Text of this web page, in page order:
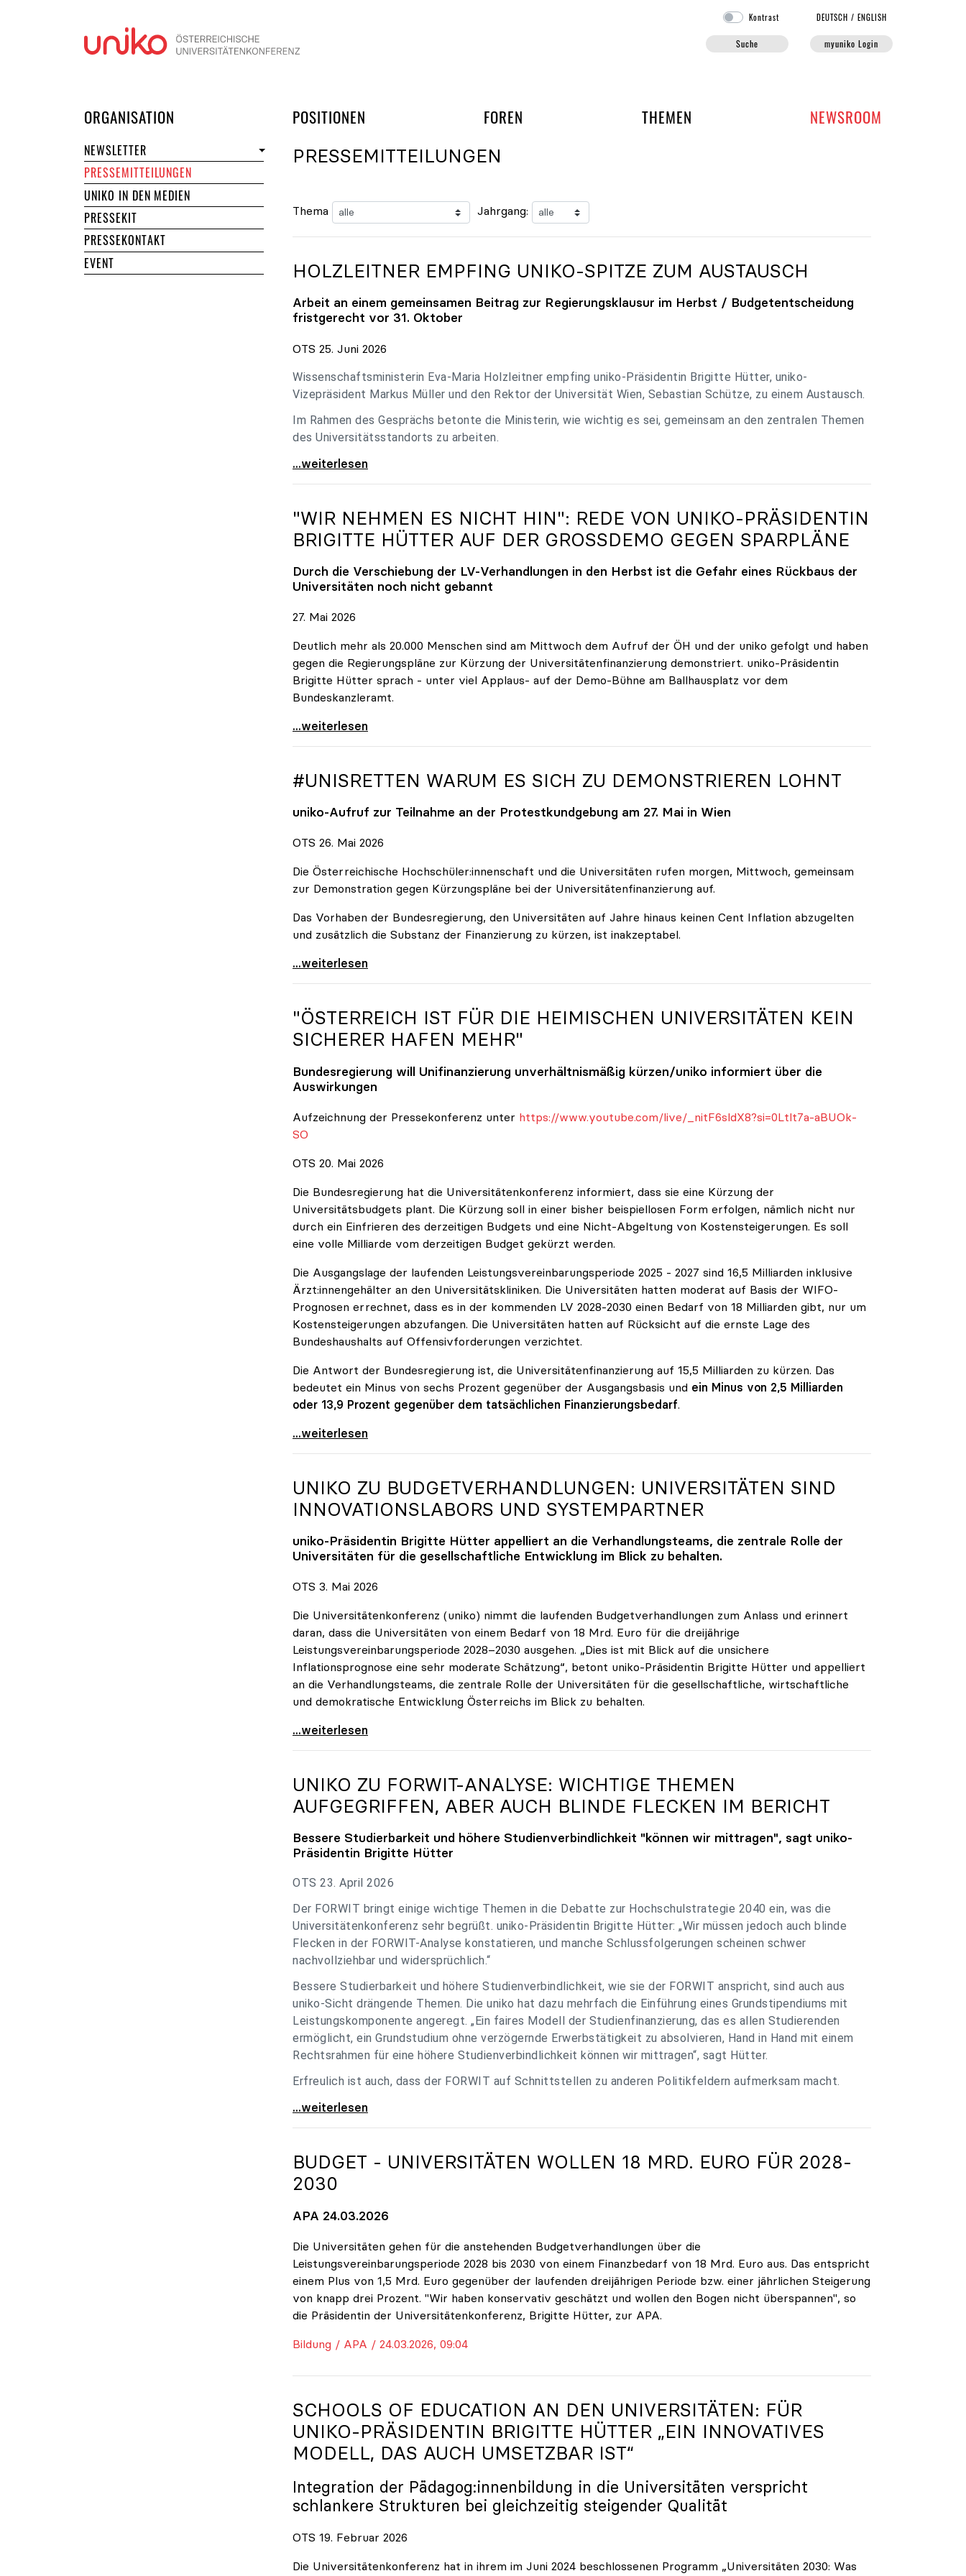
Kontrast DEUTSCH /ENGLISH
Suche myuniko Login
ORGANISATION POSITIONEN FOREN UND ARBEITSGRUPPEN DER UNIKO
THEMEN NEWSROOM
NEWSLETTER
PRESSEMITTEILUNGEN
UNIKO IN DEN MEDIEN
PRESSEKIT
PRESSEKONTAKT
EVENT
PRESSEMITTEILUNGEN
Thema Jahrgang:
HOLZLEITNER EMPFING UNIKO-SPITZE ZUM AUSTAUSCH
Arbeit an einem gemeinsamen Beitrag zur Regierungsklausur im Herbst / Budgetentscheidung
fristgerecht vor 31. Oktober
OTS 25. Juni 2026
Wissenschaftsministerin Eva-Maria Holzleitner empfing uniko-Präsidentin Brigitte Hütter, uniko-
Vizepräsident Markus Müller und den Rektor der Universität Wien, Sebastian Schütze, zu einem Austausch.
Im Rahmen des Gesprächs betonte die Ministerin, wie wichtig es sei, gemeinsam an den zentralen Themen
des Universitätsstandorts zu arbeiten.
Holzleitner empfing uniko-Spitze zum Austausch
...weiterlesen
"WIR NEHMEN ES NICHT HIN": REDE VON UNIKO-PRÄSIDENTIN
BRIGITTE HÜTTER AUF DER GROSSDEMO GEGEN SPARPLÄNE
Durch die Verschiebung der LV-Verhandlungen in den Herbst ist die Gefahr eines Rückbaus der
Universitäten noch nicht gebannt
27. Mai 2026
Deutlich mehr als 20.000 Menschen sind am Mittwoch dem Aufruf der ÖH und der uniko gefolgt und haben
gegen die Regierungspläne zur Kürzung der Universitätenfinanzierung demonstriert. uniko-Präsidentin
Brigitte Hütter sprach - unter viel Applaus- auf der Demo-Bühne am Ballhausplatz vor dem
Bundeskanzleramt.
\"Wir nehmen es nicht hin\": Rede von
...weiterlesen
#UNISRETTEN WARUM ES SICH ZU DEMONSTRIEREN LOHNT
uniko-Aufruf zur Teilnahme an der Protestkundgebung am 27. Mai in Wien
OTS 26. Mai 2026
Die Österreichische Hochschüler:innenschaft und die Universitäten rufen morgen, Mittwoch, gemeinsam
zur Demonstration gegen Kürzungspläne bei der Universitätenfinanzierung auf.
Das Vorhaben der Bundesregierung, den Universitäten auf Jahre hinaus keinen Cent Inflation abzugelten
und zusätzlich die Substanz der Finanzierung zu kürzen, ist inakzeptabel.
#UnisRetten Warum es sich zu demonstrieren lohnt
...weiterlesen
"ÖSTERREICH IST FÜR DIE HEIMISCHEN UNIVERSITÄTEN KEIN
SICHERER HAFEN MEHR"
Bundesregierung will Unifinanzierung unverhältnismäßig kürzen/uniko informiert über die
Auswirkungen
Aufzeichnung der Pressekonferenz unter https://www.youtube.com/live/_nitF6sldX8?si=0Ltlt7a-aBUOk-
SO
OTS 20. Mai 2026
Die Bundesregierung hat die Universitätenkonferenz informiert, dass sie eine Kürzung der
Universitätsbudgets plant. Die Kürzung soll in einer bisher beispiellosen Form erfolgen, nämlich nicht nur
durch ein Einfrieren des derzeitigen Budgets und eine Nicht-Abgeltung von Kostensteigerungen. Es soll
eine volle Milliarde vom derzeitigen Budget gekürzt werden.
Die Ausgangslage der laufenden Leistungsvereinbarungsperiode 2025 - 2027 sind 16,5 Milliarden inklusive
Ärzt:innengehälter an den Universitätskliniken. Die Universitäten hatten moderat auf Basis der WIFO-
Prognosen errechnet, dass es in der kommenden LV 2028-2030 einen Bedarf von 18 Milliarden gibt, nur um
Kostensteigerungen abzufangen. Die Universitäten hatten auf Rücksicht auf die ernste Lage des
Bundeshaushalts auf Offensivforderungen verzichtet.
Die Antwort der Bundesregierung ist, die Universitätenfinanzierung auf 15,5 Milliarden zu kürzen. Das
bedeutet ein Minus von sechs Prozent gegenüber der Ausgangsbasis und ein Minus von 2,5 Milliarden
oder 13,9 Prozent gegenüber dem tatsächlichen Finanzierungsbedarf.
\"Österreich ist für die heimischen Universitäten
...weiterlesen
UNIKO ZU BUDGETVERHANDLUNGEN: UNIVERSITÄTEN SIND
INNOVATIONSLABORS UND SYSTEMPARTNER
uniko-Präsidentin Brigitte Hütter appelliert an die Verhandlungsteams, die zentrale Rolle der
Universitäten für die gesellschaftliche Entwicklung im Blick zu behalten.
OTS 3. Mai 2026
Die Universitätenkonferenz (uniko) nimmt die laufenden Budgetverhandlungen zum Anlass und erinnert
daran, dass die Universitäten von einem Bedarf von 18 Mrd. Euro für die dreijährige
Leistungsvereinbarungsperiode 2028–2030 ausgehen. „Dies ist mit Blick auf die unsichere
Inflationsprognose eine sehr moderate Schätzung“, betont uniko-Präsidentin Brigitte Hütter und appelliert
an die Verhandlungsteams, die zentrale Rolle der Universitäten für die gesellschaftliche, wirtschaftliche
und demokratische Entwicklung Österreichs im Blick zu behalten.
uniko zu Budgetverhandlungen: Universitäten sind
...weiterlesen
UNIKO ZU FORWIT-ANALYSE: WICHTIGE THEMEN
AUFGEGRIFFEN, ABER AUCH BLINDE FLECKEN IM BERICHT
Bessere Studierbarkeit und höhere Studienverbindlichkeit "können wir mittragen", sagt uniko-
Präsidentin Brigitte Hütter
OTS 23. April 2026
Der FORWIT bringt einige wichtige Themen in die Debatte zur Hochschulstrategie 2040 ein, was die
Universitätenkonferenz sehr begrüßt. uniko-Präsidentin Brigitte Hütter: „Wir müssen jedoch auch blinde
Flecken in der FORWIT-Analyse konstatieren, und manche Schlussfolgerungen scheinen schwer
nachvollziehbar und widersprüchlich.“
Bessere Studierbarkeit und höhere Studienverbindlichkeit, wie sie der FORWIT anspricht, sind auch aus
uniko-Sicht drängende Themen. Die uniko hat dazu mehrfach die Einführung eines Grundstipendiums mit
Leistungskomponente angeregt. „Ein faires Modell der Studienfinanzierung, das es allen Studierenden
ermöglicht, ein Grundstudium ohne verzögernde Erwerbstätigkeit zu absolvieren, Hand in Hand mit einem
Rechtsrahmen für eine höhere Studienverbindlichkeit können wir mittragen“, sagt Hütter.
Erfreulich ist auch, dass der FORWIT auf Schnittstellen zu anderen Politikfeldern aufmerksam macht.
uniko zu FORWIT-Analyse: Wichtige Themen
...weiterlesen
BUDGET - UNIVERSITÄTEN WOLLEN 18 MRD. EURO FÜR 2028-
2030
APA 24.03.2026
Die Universitäten gehen für die anstehenden Budgetverhandlungen über die
Leistungsvereinbarungsperiode 2028 bis 2030 von einem Finanzbedarf von 18 Mrd. Euro aus. Das entspricht
einem Plus von 1,5 Mrd. Euro gegenüber der laufenden dreijährigen Periode bzw. einer jährlichen Steigerung
von knapp drei Prozent. "Wir haben konservativ geschätzt und wollen den Bogen nicht überspannen", so
die Präsidentin der Universitätenkonferenz, Brigitte Hütter, zur APA.
Bildung / APA / 24.03.2026, 09:04
SCHOOLS OF EDUCATION AN DEN UNIVERSITÄTEN: FÜR
UNIKO-PRÄSIDENTIN BRIGITTE HÜTTER „EIN INNOVATIVES
MODELL, DAS AUCH UMSETZBAR IST“
Integration der Pädagog:innenbildung in die Universitäten verspricht
schlankere Strukturen bei gleichzeitig steigender Qualität
OTS 19. Februar 2026
Die Universitätenkonferenz hat in ihrem im Juni 2024 beschlossenen Programm „Universitäten 2030: Was